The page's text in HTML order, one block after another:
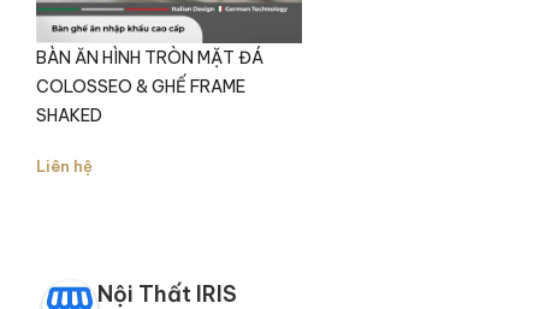
Mặt bàn đá cẩm thạch tự nhiên:
40mm, chống xước, chịu nhiệt tốt, luôn giữ
được vẻ sáng bóng sang trọng.
Chân bàn inox và đá tự nhiên:
chắn vừa tạo điểm nhấn tinh tế cho không
gian.
Luxury.
BÀN ĂN HÌNH TRÒN MẶT ĐÁ
COLOSSEO & GHẾ FRAME
SHAKED
Liên hệ
Nội Thất IRIS